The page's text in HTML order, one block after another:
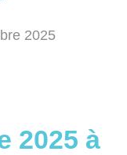
2025
2025 à